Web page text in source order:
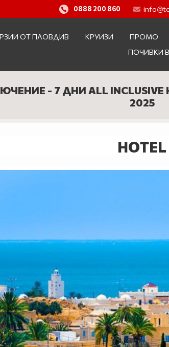
0888 200 860
ОТ ПЛОВДИВ КРУИЗИ ПРОМО
ПОЧИВКИ
- 7 ДНИ ALL
2025
HOTEL